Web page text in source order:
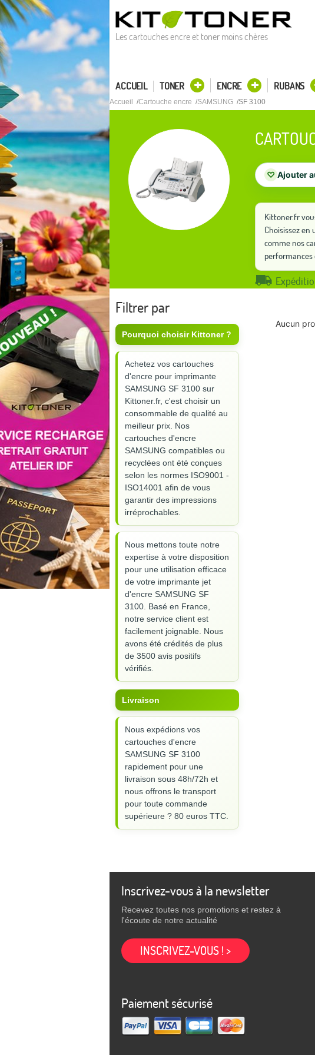
Les cartouches encre et toner moins chères
ACCUEIL TONER ENCRE RUBANS
Accueil Cartouche encre SAMSUNG SF 3100
♡ Ajouter
Kittoner.fr
Choisissez
comme nos
performances
Filtrer par
Pourquoi choisir Kittoner ?
Achetez vos cartouches
d'encre pour imprimante
SAMSUNG SF 3100 sur
Kittoner.fr, c'est choisir un
consommable de qualité au
meilleur prix. Nos
cartouches d'encre
SAMSUNG compatibles ou
recyclées ont été conçues
selon les normes ISO9001 -
ISO14001 afin de vous
garantir des impressions
irréprochables.
Nous mettons toute notre
expertise à votre disposition
pour une utilisation efficace
de votre imprimante jet
d'encre SAMSUNG SF
3100. Basé en France,
notre service client est
facilement joignable. Nous
avons été crédités de plus
de 3500 avis positifs
vérifiés.
Livraison
Nous expédions vos
cartouches d'encre
SAMSUNG SF 3100
rapidement pour une
livraison sous 48h/72h et
nous offrons le transport
pour toute commande
supérieure ? 80 euros TTC.
Aucun
Inscrivez-vous à la newsletter
Recevez toutes nos promotions et restez à
l'écoute de notre actualité
INSCRIVEZ-VOUS ! >
Paiement sécurisé